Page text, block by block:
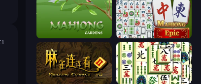
Mahjong Gardens Mahjong Epic
Mahjong Connect 2 (Legacy) Mahjong Shanghai